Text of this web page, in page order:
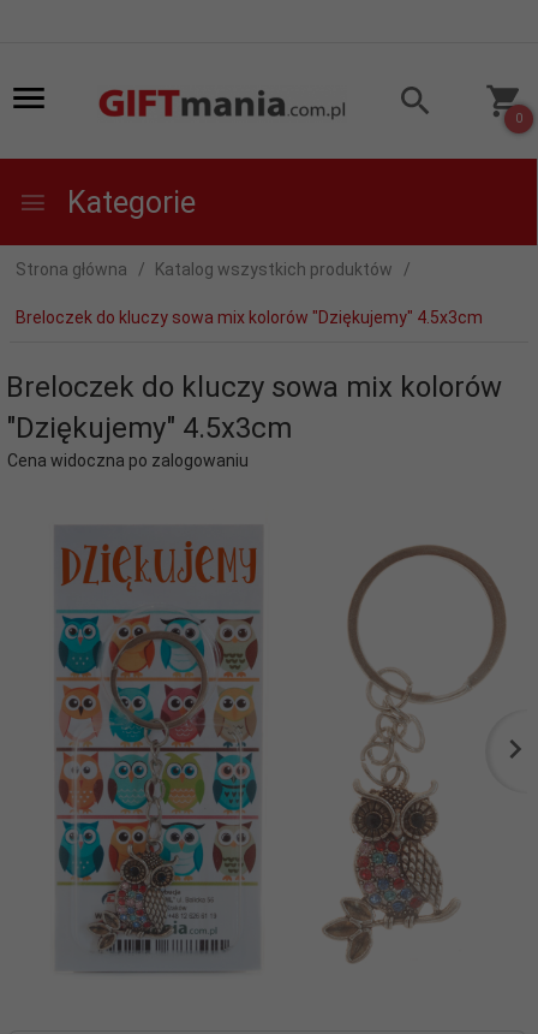
0
Kategorie
Strona główna Katalog wszystkich produktów
Breloczek do kluczy sowa mix kolorów "Dziękujemy" 4.5x3cm
Breloczek do kluczy sowa mix kolorów
"Dziękujemy" 4.5x3cm
Cena widoczna po zalogowaniu